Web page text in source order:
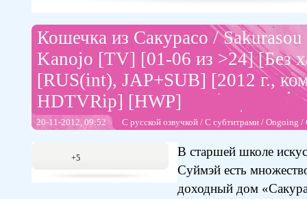
Кошечка из Сакурасо / Sakurasou
Kanojo [TV] [01-06 из >24] [Без
[RUS(int), JAP+SUB] [2012 г.,
HDTVRip] [HWP]
20-11-2012, 09:52 С русской озвучкой / С субтитрами / Ongoing /
+5
В старшей школе
Суймэй есть
доходный дом